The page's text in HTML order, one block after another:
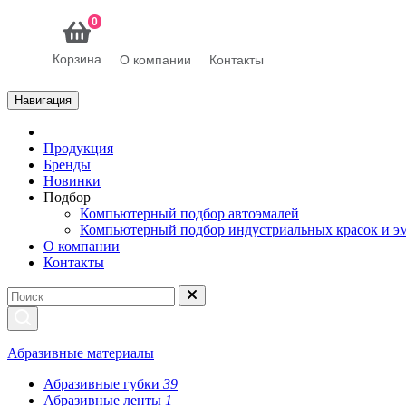
0
Корзина О компании Контакты
Навигация
Продукция
Бренды
Новинки
Подбор
Компьютерный подбор автоэмалей
Компьютерный подбор индустриальных красок и
О компании
Контакты
Абразивные материалы
Абразивные губки 39
Абразивные ленты 1